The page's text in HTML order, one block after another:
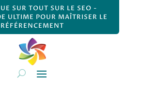
SUR TOUT SUR LE SEO -
ULTIME POUR MAÎTRISER LE
RÉFÉRENCEMENT